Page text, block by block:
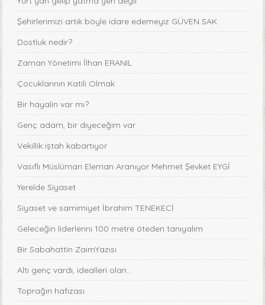
Şehirlerimizi artık böyle idare edemeyiz GÜVEN SAK
Dostluk nedir?
Zaman Yönetimi İlhan ERANIL
Çocuklarının Katili Olmak
Bir hayalin var mı?
Genç adam, bir diyeceğim var
Vekillik iştah kabartıyor
Vasıflı Müslüman Eleman Aranıyor Mehmet Şevket EYGİ
Yerelde Siyaset
Siyaset ve samimiyet İbrahim TENEKECİ
Geleceğin liderlerini 100 metre öteden tanıyalım
Bir Sabahattin ZaimYazısı
Altı genç vardı, idealleri olan...
Toprağın hafızası